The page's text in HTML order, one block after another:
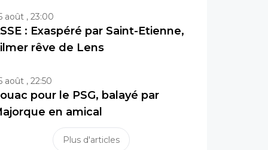
août , 23:00
: Exaspéré par Saint-Etienne,
rêve de Lens
août , 22:50
pour le PSG, balayé par
en amical
Plus d'articles